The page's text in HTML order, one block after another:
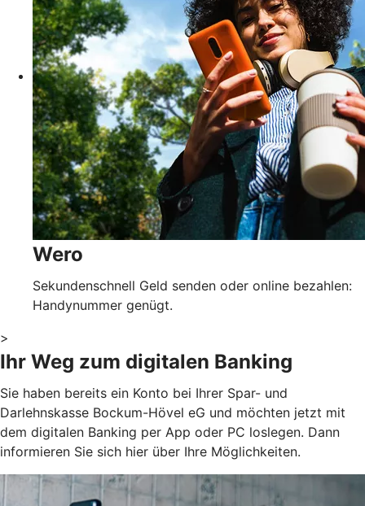
Wero
Sekundenschnell Geld senden oder online bezahlen:
Handynummer genügt.
>
Ihr Weg zum digitalen Banking
Sie haben bereits ein Konto bei Ihrer Spar- und
Darlehnskasse Bockum-Hövel eG und möchten jetzt mit
dem digitalen Banking per App oder PC loslegen. Dann
informieren Sie sich hier über Ihre Möglichkeiten.